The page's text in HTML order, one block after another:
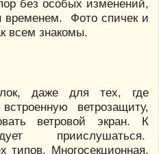
без особых изменений,
временем. Фото спичек и
всем знакомы.
даже для тех, где
ветрозащиту,
ветровой экран. К
приислушаться.
типов. Многосекционная,